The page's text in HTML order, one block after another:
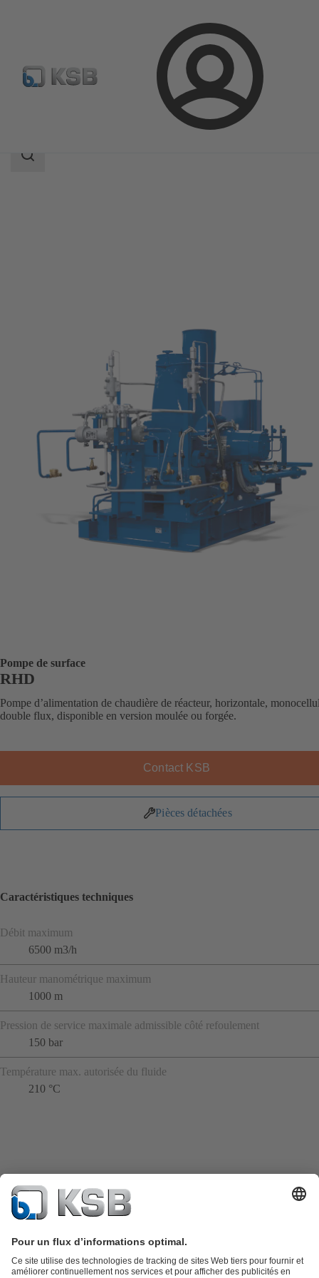
Connexion
Catalogue produits RHD
Champ
Pompe de surface
RHD
Pompe d’alimentation de chaudière de réacteur, horizontale,
double flux, disponible en version moulée ou forgée.
Contact KSB
Pièces détachées
Caractéristiques techniques
Débit maximum
6500 m3/h
Hauteur manométrique maximum
1000 m
Pression de service maximale admissible côté refoulement
150 bar
Température max. autorisée du fluide
210 °C